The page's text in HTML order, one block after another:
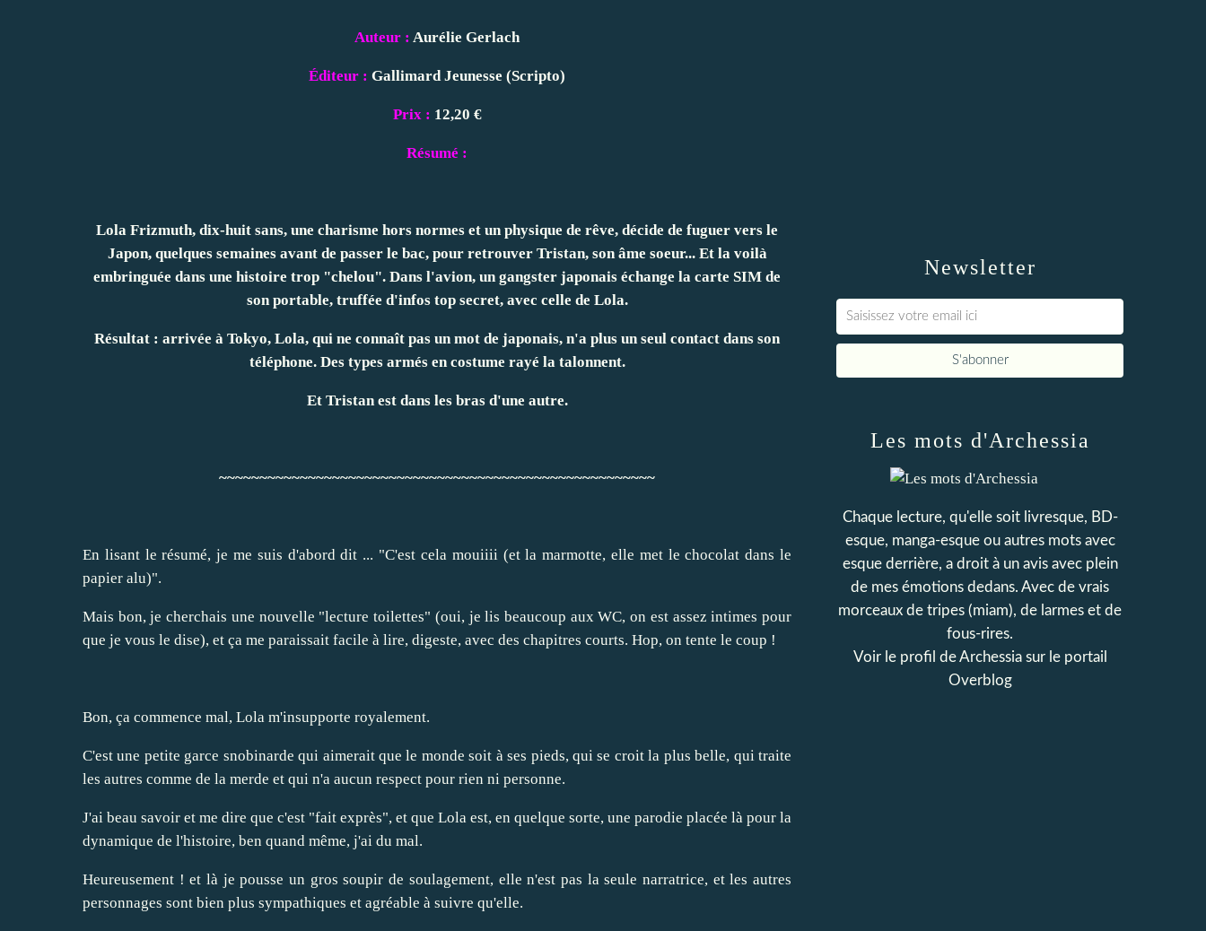
Auteur : Aurélie Gerlach
Éditeur : Gallimard Jeunesse (Scripto)
Prix : 12,20 €
Résumé :
Lola Frizmuth, dix-huit sans, une charisme hors normes et un physique de rêve, décide de fuguer vers le
Japon, quelques semaines avant de passer le bac, pour retrouver Tristan, son âme soeur... Et la voilà
embringuée dans une histoire trop "chelou". Dans l'avion, un gangster japonais échange la carte SIM de
son portable, truffée d'infos top secret, avec celle de Lola.
Résultat : arrivée à Tokyo, Lola, qui ne connaît pas un mot de japonais, n'a plus un seul contact dans son
téléphone. Des types armés en costume rayé la talonnent.
Et Tristan est dans les bras d'une autre.
~~~~~~~~~~~~~~~~~~~~~~~~~~~~~~~~~~~~~~~~~~~~~~~~~~~~~~
En lisant le résumé, je me suis d'abord dit ... "C'est cela mouiiii (et la marmotte, elle met le chocolat dans le
papier alu)".
Mais bon, je cherchais une nouvelle "lecture toilettes" (oui, je lis beaucoup aux WC, on est assez intimes pour
que je vous le dise), et ça me paraissait facile à lire, digeste, avec des chapitres courts. Hop, on tente le coup !
Bon, ça commence mal, Lola m'insupporte royalement.
C'est une petite garce snobinarde qui aimerait que le monde soit à ses pieds, qui se croit la plus belle, qui traite
les autres comme de la merde et qui n'a aucun respect pour rien ni personne.
J'ai beau savoir et me dire que c'est "fait exprès", et que Lola est, en quelque sorte, une parodie placée là pour la
dynamique de l'histoire, ben quand même, j'ai du mal.
Heureusement ! et là je pousse un gros soupir de soulagement, elle n'est pas la seule narratrice, et les autres
personnages sont bien plus sympathiques et agréable à suivre qu'elle.
Newsletter
Les mots d'Archessia
Chaque lecture, qu'elle soit livresque, BD-
esque, manga-esque ou autres mots avec
esque derrière, a droit à un avis avec plein
de mes émotions dedans. Avec de vrais
morceaux de tripes (miam), de larmes et de
fous-rires.
Voir le profil deArchessiasur le portail
Overblog